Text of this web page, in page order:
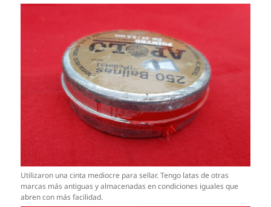
Utilizaron una cinta mediocre para sellar. Tengo latas de otras
marcas más antiguas y almacenadas en condiciones iguales que
abren con más facilidad.